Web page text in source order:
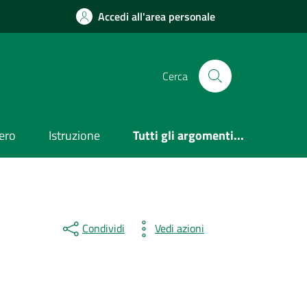
Accedi all'area personale
Cerca
Istruzione Tutti gli argomenti...
Condividi Vedi azioni